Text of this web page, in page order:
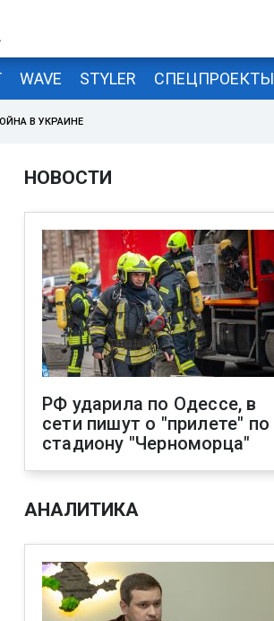
WAVE STYLER СПЕЦПРОЕКТЫ
В УКРАИНЕ
НОВОСТИ
РФ ударила по Одессе, в
сети пишут о "прилете" по
стадиону "Черноморца"
АНАЛИТИКА